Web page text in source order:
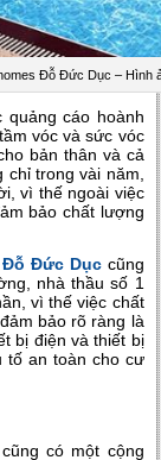
Đỗ Đức Dục – Hình
cáo hoành
vóc và sức vóc
bản thân và cả
trong vài năm,
vì thế ngoài việc
bảo chất lượng
Đức Dụccũng
nhà thầu số 1
vì thế việc chất
bảo rõ ràng là
bị điện và thiết bị
tố an toàn cho cư
có một cộng